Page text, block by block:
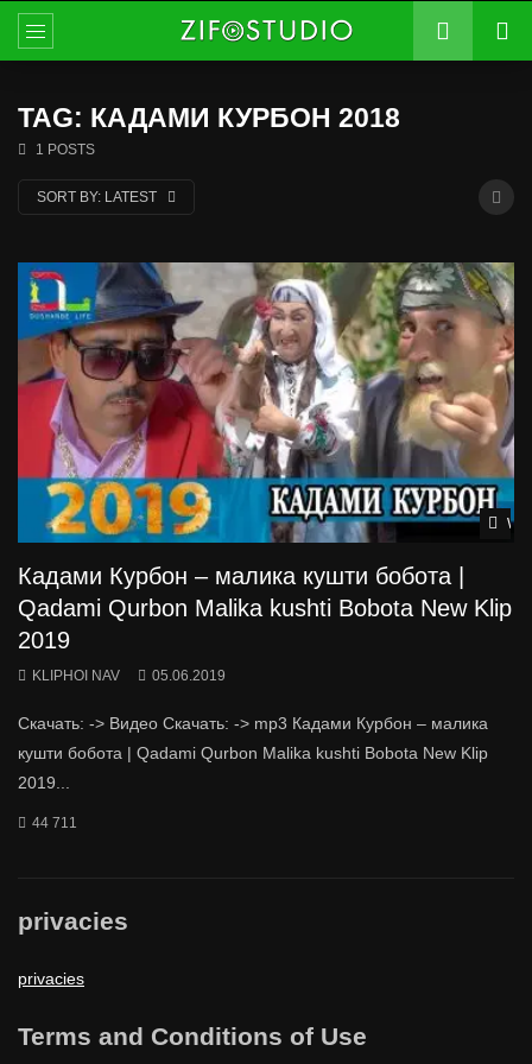
TAG: КАДАМИ КУРБОН 2018
1 POSTS
SORT BY: LATEST
Кадами Курбон – малика кушти бобота |
Qadami Qurbon Malika kushti Bobota New Klip
2019
KLIPHOI NAV 05.06.2019
Скачать: -> Видео Скачать: -> mp3 Кадами Курбон – малика
кушти бобота | Qadami Qurbon Malika kushti Bobota New Klip
2019...
44 711
privacies
privacies
Terms and Conditions of Use